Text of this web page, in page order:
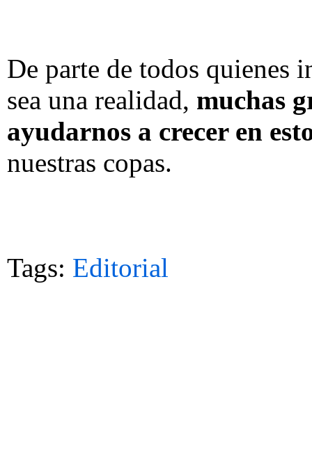
De parte de todos quienes
sea una realidad, muchas
ayudarnos a crecer en
nuestras copas.
Tags: Editorial